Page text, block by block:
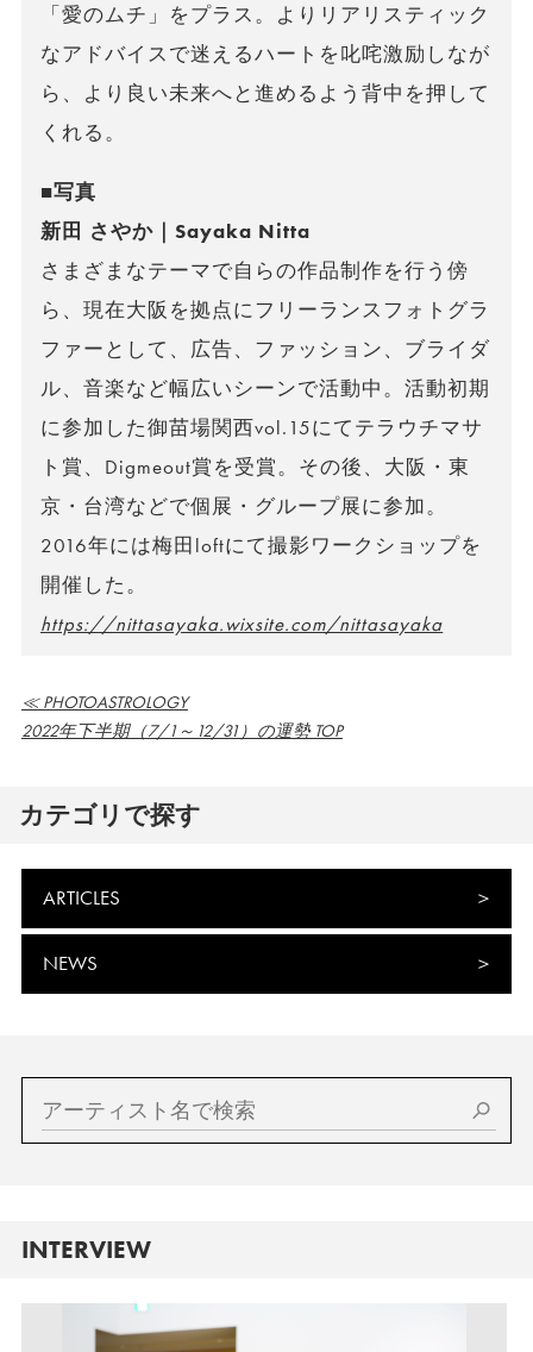
「愛のムチ」をプラス。よりリアリスティック
なアドバイスで迷えるハートを叱咤激励しなが
ら、より良い未来へと進めるよう背中を押して
くれる。
■写真
新田 さやか｜Sayaka Nitta
さまざまなテーマで自らの作品制作を行う傍
ら、現在大阪を拠点にフリーランスフォトグラ
ファーとして、広告、ファッション、ブライダ
ル、音楽など幅広いシーンで活動中。活動初期
に参加した御苗場関西vol.15にてテラウチマサ
ト賞、Digmeout賞を受賞。その後、大阪・東
京・台湾などで個展・グループ展に参加。
2016年には梅田loftにて撮影ワークショップを
開催した。
https://nittasayaka.wixsite.com/nittasayaka
≪ PHOTOASTROLOGY
2022年下半期（7/1～12/31）の運勢 TOP
カテゴリで探す
ARTICLES
NEWS
INTERVIEW